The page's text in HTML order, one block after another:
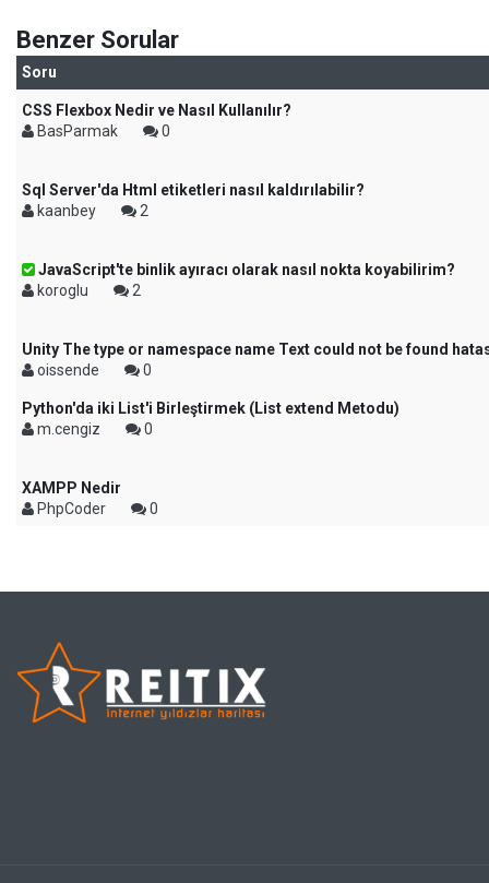
Benzer Sorular
Soru
CSS Flexbox Nedir ve Nasıl Kullanılır?
BasParmak
0
Sql Server'da Html etiketleri nasıl kaldırılabilir?
kaanbey
2
JavaScript'te binlik ayıracı olarak nasıl nokta koyabilirim?
koroglu
2
Unity The type or namespace name Text could not be found
oissende
0
Python'da iki List'i Birleştirmek (List extend Metodu)
m.cengiz
0
XAMPP Nedir
PhpCoder
0